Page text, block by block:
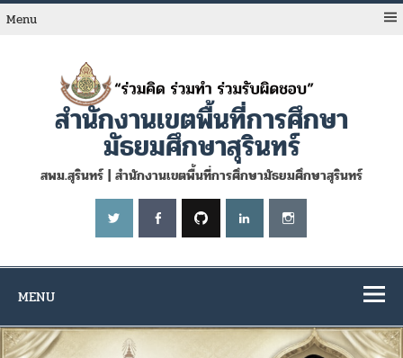
Skip
toMenu
สำนักงานเขตพื้นที่การศึกษา
มัธยมศึกษาสุรินทร์
สพม.สุรินทร์ | สำนักงานเขตพื้นที่การศึกษามัธยมศึกษาสุรินทร์
MENU